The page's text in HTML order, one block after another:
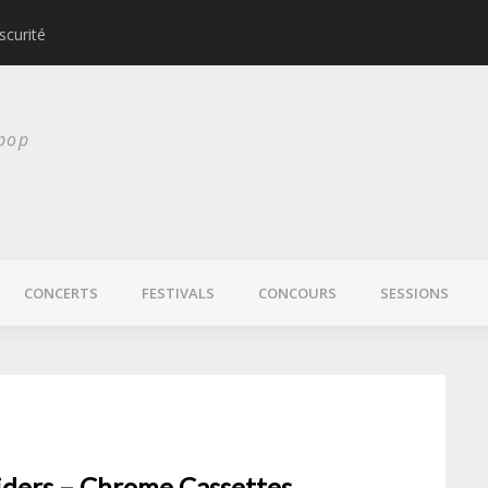
CONCERTS FESTIVALS CONCOURS SESSIONS